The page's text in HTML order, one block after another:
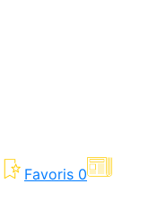
Favoris 0